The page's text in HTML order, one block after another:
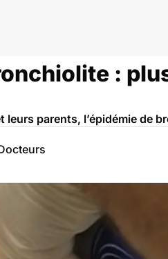
:
leurs parents, l’épidémie de